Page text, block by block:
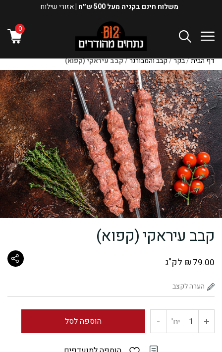
משלוח חינם בקניה מעל 500 ש״ח | אזורי שילוח
0
דף הבית/בקר/קבב והמבורגר/קבב עיראקי (קפוא)
קבב עיראקי (קפוא)
₪ 79.00 לק"ג
+ כמות יח' - הוספה לסל